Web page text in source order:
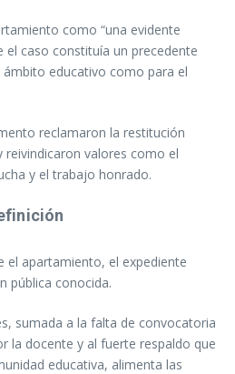
como “una evidente
el caso constituía un precedente
educativo como para el
reclamaron la restitución
valores como el
y el trabajo honrado.
el apartamiento, el expediente
pública conocida.
sumada a la falta de convocatoria
la docente y al fuerte respaldo que
educativa, alimenta las